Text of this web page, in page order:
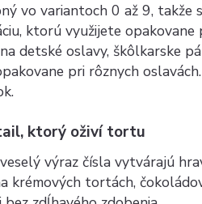
vo variantoch 0 až 9, takže
ktorú využijete
detské oslavy, škôlkarske
pri rôznych
ktorý oživí tortu
výraz čísla vytvárajú
krémových tortách,